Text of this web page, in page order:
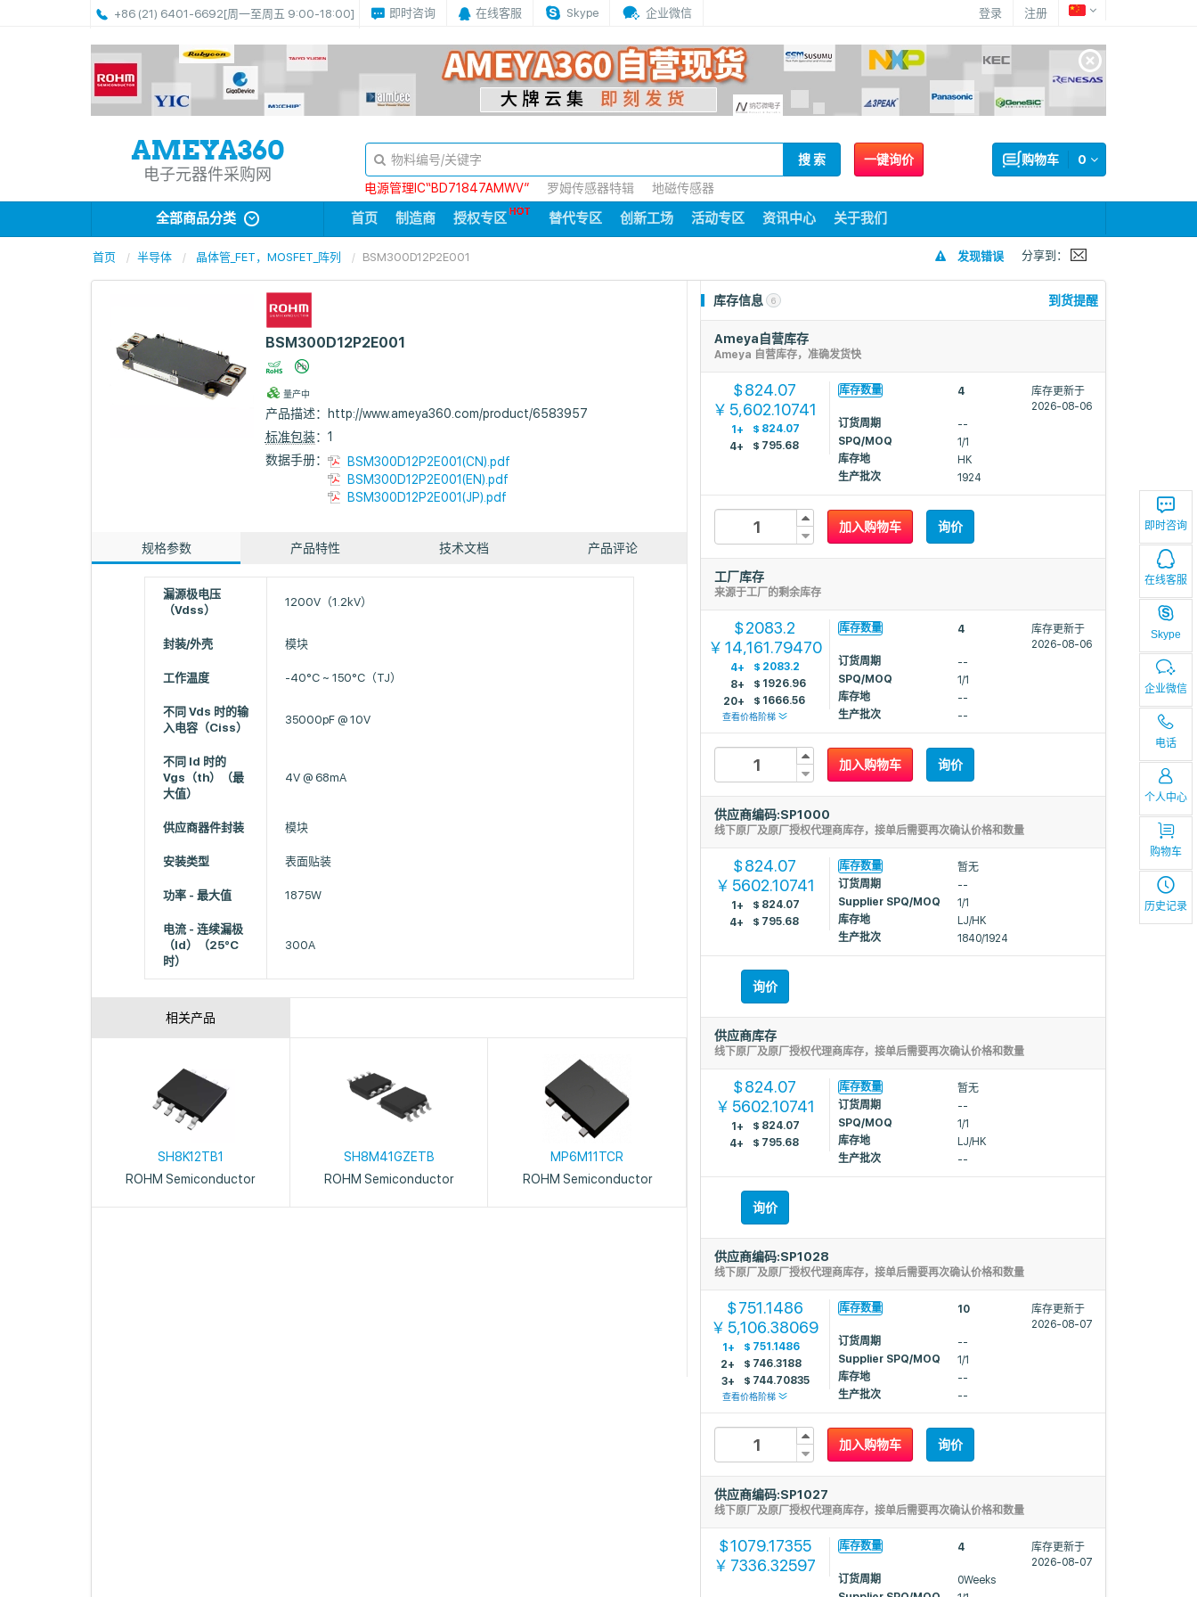
+86 (21) 6401-6692[周一至周五 9:00-18:00] 即时咨询 在线客服 Skype 企业微信 登录 注册
即时咨询
在线客服
Skype
企业微信
电话
个人中心
购物车
历史记录
电子元器件采购网
一键询价 0
购物车
搜 索
电源管理IC“BD71847AMWV”
罗姆传感器特辑 地磁传感器
全部商品分类 首页 制造商 授权专区 替代专区 创新工场 活动专区 资讯中心 关于我们
首页 半导体 晶体管_FET，MOSFET_阵列 BSM300D12P2E001 发现错误 分享到：
BSM300D12P2E001
量产中
产品描述：
http://www.ameya360.com/product/6583957
标准包装：1
数据手册：
BSM300D12P2E001(CN).pdf
BSM300D12P2E001(EN).pdf
BSM300D12P2E001(JP).pdf
规格参数 产品特性 技术文档 产品评论
漏源极电压
（Vdss）
1200V（1.2kV）
封装/外壳 模块
工作温度 -40°C ~ 150°C（TJ）
不同 Vds 时的输
入电容（Ciss）
35000pF @ 10V
不同 Id 时的
Vgs（th）（最
大值）
4V @ 68mA
供应商器件封装 模块
安装类型 表面贴装
功率 - 最大值 1875W
电流 - 连续漏极
（Id）（25°C
时）
300A
相关产品
SH8K12TB1
ROHM Semiconductor
SH8M41GZETB
ROHM Semiconductor
MP6M11TCR
ROHM Semiconductor
库存信息 6 到货提醒
Ameya自营库存
Ameya 自营库存，准确发货快
$824.07
￥ 5,602.10741
1+ $ 824.07
4+
$ 795.68
库存数量 4
库存更新于
2026-08-06
订货周期
--
SPQ/MOQ
1/1
库存地
HK
生产批次
1924
加入购物车 询价
工厂库存
来源于工厂的剩余库存
$2083.2
￥ 14,161.79470
查看价格阶梯
4+ $ 2083.2
8+
$ 1926.96
20+
$ 1666.56
库存数量 4
库存更新于
2026-08-06
订货周期
--
SPQ/MOQ
1/1
库存地
--
生产批次
--
加入购物车 询价
供应商编码:SP1000
线下原厂及原厂授权代理商库存，接单后需要再次确认价格和数量
$824.07
￥ 5602.10741
1+ $ 824.07
4+
$ 795.68
库存数量
暂无
订货周期
--
Supplier SPQ/MOQ
1/1
库存地
LJ/HK
生产批次
1840/1924
询价
供应商库存
线下原厂及原厂授权代理商库存，接单后需要再次确认价格和数量
$824.07
￥ 5602.10741
1+ $ 824.07
4+
$ 795.68
库存数量
暂无
订货周期
--
SPQ/MOQ
1/1
库存地
LJ/HK
生产批次
--
询价
供应商编码:SP1028
线下原厂及原厂授权代理商库存，接单后需要再次确认价格和数量
$751.1486
￥ 5,106.38069
查看价格阶梯
1+ $ 751.1486
2+
$ 746.3188
3+
$ 744.70835
库存数量 10
库存更新于
2026-08-07
订货周期
--
Supplier SPQ/MOQ
1/1
库存地
--
生产批次
--
加入购物车 询价
供应商编码:SP1027
线下原厂及原厂授权代理商库存，接单后需要再次确认价格和数量
$1079.17355
￥ 7336.32597
库存数量 4
库存更新于
2026-08-07
订货周期
0Weeks